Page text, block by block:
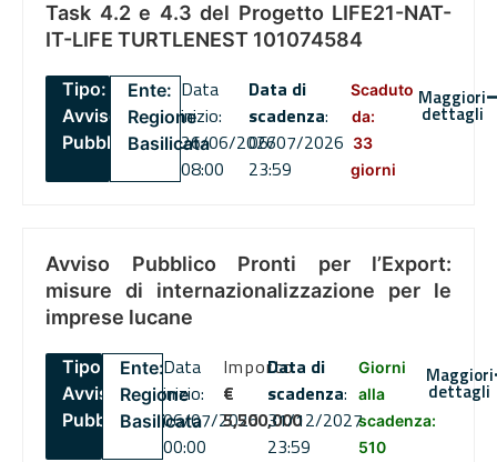
Task 4.2 e 4.3 del Progetto LIFE21-NAT-
IT-LIFE TURTLENEST 101074584
Tipo:
Avviso
Pubblico
Ente:
Regione
Basilicata
Data
inizio:
26/06/2026
08:00
Data di
scadenza:
06/07/2026
23:59
Scaduto
da:
33
giorni
Maggiori
dettagli
Avviso Pubblico Pronti per l’Export:
misure di internazionalizzazione per le
imprese lucane
Tipo:
Avviso
Pubblico
Ente:
Regione
Basilicata
Data
inizio:
06/07/2026
00:00
Importo
€
5,500,000
Data di
scadenza:
31/12/2027
23:59
Giorni
alla
scadenza:
510
Maggiori
dettagli